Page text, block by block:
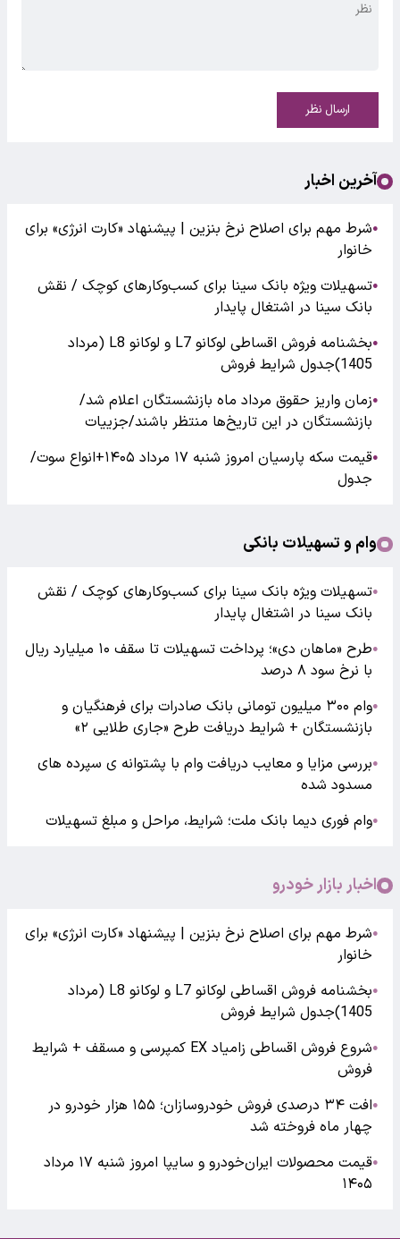
ارسال نظر
آخرین اخبار
●شرط مهم برای اصلاح نرخ بنزین | پیشنهاد «کارت انرژی» برای
خانوار
●تسهیلات ویژه بانک سینا برای کسب‌وکارهای کوچک / نقش
بانک سینا در اشتغال پایدار
●
بخشنامه فروش اقساطی لوکانو L7 و لوکانو L8 (مرداد
1405)جدول شرایط فروش
●زمان واریز حقوق مرداد ماه بازنشستگان اعلام شد/
بازنشستگان در این تاریخ‌ها منتظر باشند/جزییات
●
قیمت سکه پارسیان امروز شنبه ۱۷ مرداد ۱۴۰۵+انواع سوت/
جدول
وام و تسهیلات بانکی
●تسهیلات ویژه بانک سینا برای کسب‌وکارهای کوچک / نقش
بانک سینا در اشتغال پایدار
●
طرح «ماهان دی»؛ پرداخت تسهیلات تا سقف ۱۰ میلیارد ریال
با نرخ سود ۸ درصد
●
وام ۳۰۰ میلیون تومانی بانک صادرات برای فرهنگیان و
بازنشستگان + شرایط دریافت طرح «جاری طلایی ۲»
●بررسی مزایا و معایب دریافت وام با پشتوانه ی سپرده های
مسدود شده
●وام فوری دیما بانک ملت؛ شرایط، مراحل و مبلغ تسهیلات
اخبار بازار خودرو
●شرط مهم برای اصلاح نرخ بنزین | پیشنهاد «کارت انرژی» برای
خانوار
●
بخشنامه فروش اقساطی لوکانو L7 و لوکانو L8 (مرداد
1405)جدول شرایط فروش
●
شروع فروش اقساطی زامیاد EX کمپرسی و مسقف + شرایط
فروش
●
افت ۳۴ درصدی فروش خودروسازان؛ ۱۵۵ هزار خودرو در
چهار ماه فروخته شد
●
قیمت محصولات ایران‌خودرو و سایپا امروز شنبه ۱۷ مرداد
۱۴۰۵